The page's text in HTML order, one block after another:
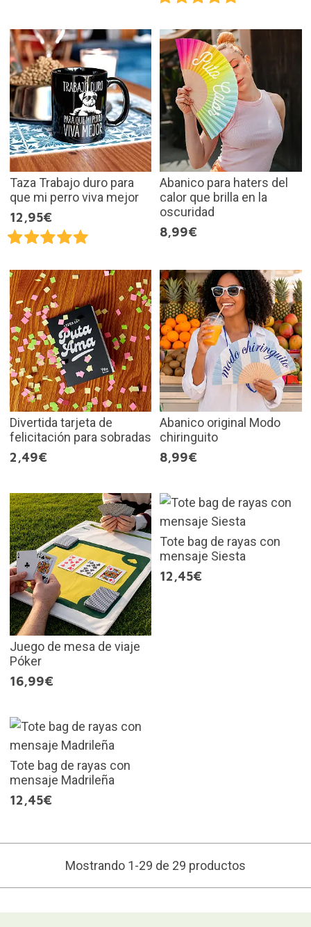
Taza Trabajo duro para
que mi perro viva mejor
12,95€
Abanico para haters del
calor que brilla en la
oscuridad
8,99€
Divertida tarjeta de
felicitación para sobradas
2,49€
Abanico original Modo
chiringuito
8,99€
Juego de mesa de viaje
Póker
16,99€
Tote bag de rayas con
mensaje Siesta
12,45€
Tote bag de rayas con
mensaje Madrileña
12,45€
Mostrando 1-29 de 29 productos